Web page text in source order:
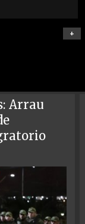
+
Arrau